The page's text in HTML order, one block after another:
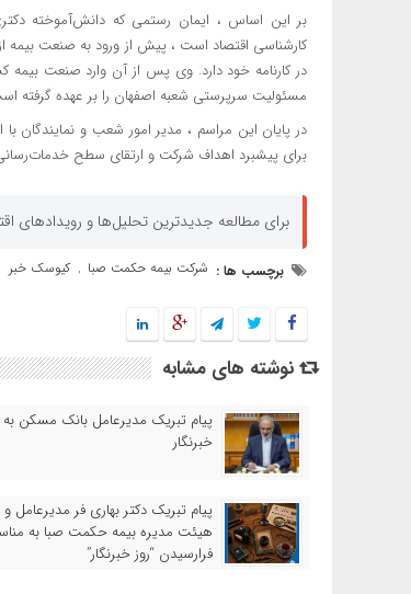
بر این اساس ، ایمان رستمی که دانش‌آموخته
در کارنامه خود دارد. وی پس از آن وارد صنعت
مسئولیت سرپرستی شعبه اصفهان را بر عهده گرفته
در پایان این مراسم ، مدیر امور شعب و نمایندگان
برای پیشبرد اهداف شرکت و ارتقای سطح خدمات‌رسانی
برای مطالعه جدیدترین تحلیل‌ها و رویدادهای
برچسب ها : شرکت بیمه حکمت صبا , کیوسک خبر
نوشته های مشابه
پیام تبریک مدیرعامل بانک مسکن به
خبرنگار
پیام تبریک دکتر بهاری فر مدیرعامل
هیئت مدیره بیمه حکمت صبا به
فرارسیدن “روز خبرنگار”